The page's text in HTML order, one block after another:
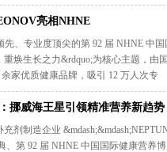
亮相NHNE
先、专业度顶尖的第 92 届 NHNE 中
焕生长之力&rdquo;为核心主题，由
家优质健康品牌，吸引 12 万人次专
挪威海王星引领精准营养新趋势
剂制造企业
、第 92 届 NHNE 中国国际健康营养